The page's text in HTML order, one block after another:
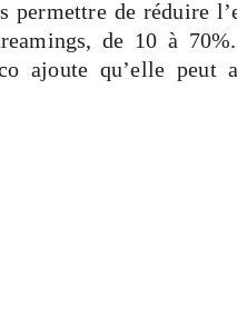
permettre de réduire
de 10 à
ajoute qu’elle